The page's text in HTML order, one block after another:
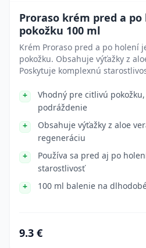
Proraso krém pred a
pokožku 100 ml
Krém Proraso pred a po holení
pokožku. Obsahuje výťažky z
Poskytuje komplexnú
Vhodný pre citlivú
podráždenie
Obsahuje výťažky z aloe
regeneráciu
Používa sa pred aj po
starostlivosť
100 ml balenie na
9.3 €